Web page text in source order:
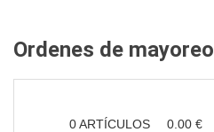
Ordenes de mayoreo
0ARTÍCULOS 0.00 €